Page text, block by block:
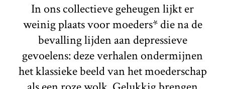
In ons collectieve geheugen lijkt er
weinig plaats voor moeders* die na de
bevalling lijden aan depressieve
gevoelens: deze verhalen ondermijnen
het klassieke beeld van het moederschap